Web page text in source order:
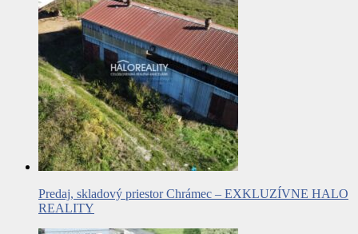
Predaj, skladový priestor Chrámec – EXKLUZÍVNE HALO
REALITY